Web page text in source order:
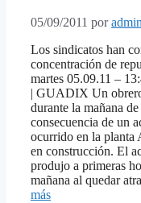
05/09/2011 poradmin
Los sindicatos han
concentración de
martes 05.09.11 –
| GUADIX Un
durante la mañana
consecuencia de un
ocurrido en la planta
en construcción. El
produjo a primeras
mañana al quedar
más